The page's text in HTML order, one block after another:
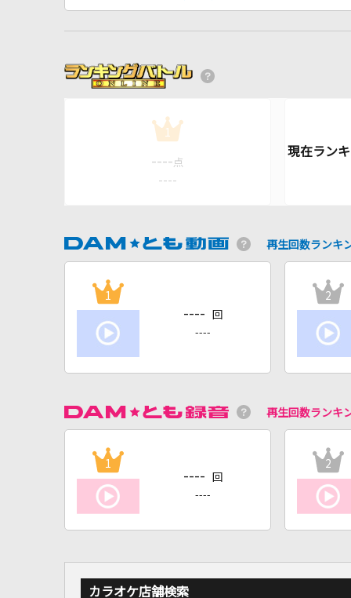
1
---- 点
----
再生回数ランキ
1
---- 回
----
2
再生回数ランキ
1
---- 回
----
2
カラオケ店舗検索